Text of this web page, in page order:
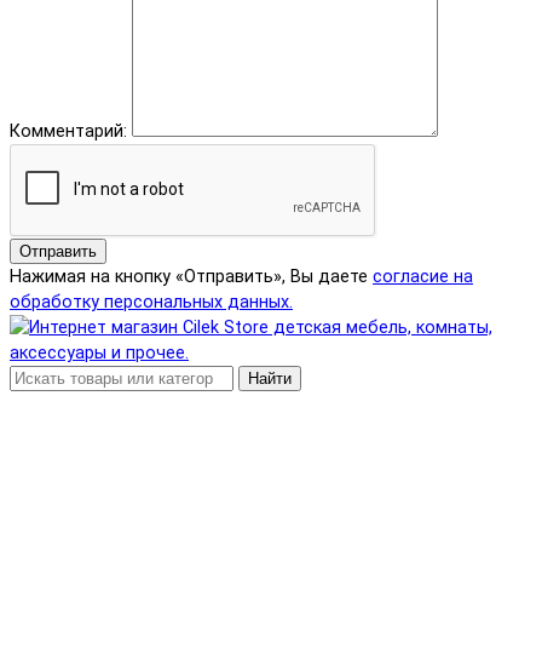
Комментарий:
Отправить
Нажимая на кнопку «Отправить», Вы даете согласие на
обработку персональных данных.
Найти